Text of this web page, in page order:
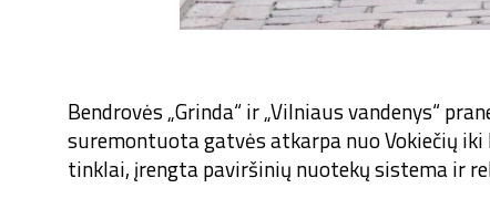
Bendrovės „Grinda“ ir „Vilniaus vandenys“
suremontuota gatvės atkarpa nuo Vokiečių
tinklai, įrengta paviršinių nuotekų sistema ir